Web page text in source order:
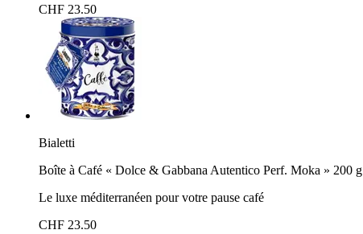
CHF 23.50
Bialetti
Boîte à Café « Dolce & Gabbana Autentico Perf. Moka » 200 g
Le luxe méditerranéen pour votre pause café
CHF 23.50